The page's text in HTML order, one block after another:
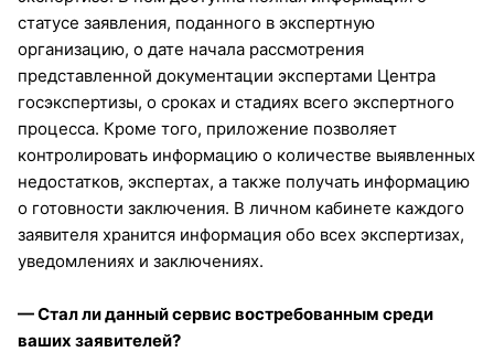
статусе заявления, поданного в экспертную
организацию, о дате начала рассмотрения
представленной документации экспертами Центра
госэкспертизы, о сроках и стадиях всего экспертного
процесса. Кроме того, приложение позволяет
контролировать информацию о количестве выявленных
недостатков, экспертах, а также получать информацию
о готовности заключения. В личном кабинете каждого
заявителя хранится информация обо всех экспертизах,
уведомлениях и заключениях.
— Стал ли данный сервис востребованным среди
ваших заявителей?